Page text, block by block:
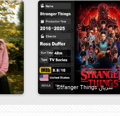
سریال Stranger Things